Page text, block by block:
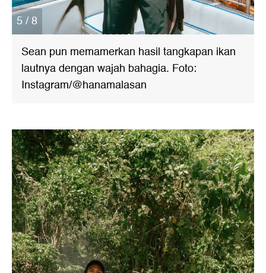
5 / 8
Sean pun memamerkan hasil tangkapan ikan
lautnya dengan wajah bahagia. Foto:
Instagram/@hanamalasan